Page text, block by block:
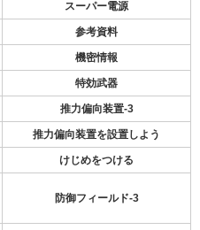
スーパー電源
参考資料
機密情報
特効武器
推力偏向装置-3
推力偏向装置を設置しよう
けじめをつける
防御フィールド-3